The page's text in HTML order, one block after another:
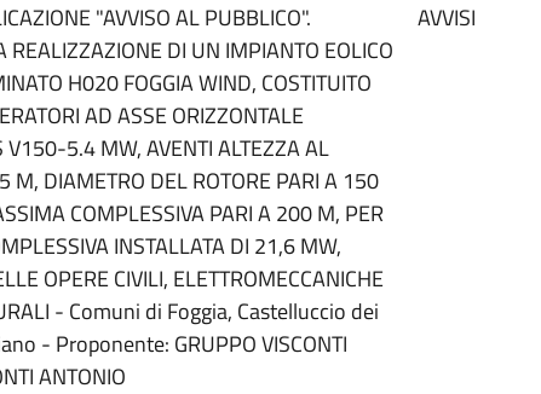
"AVVISO AL PUBBLICO".
REALIZZAZIONE DI UN IMPIANTO EOLICO
H020 FOGGIA WIND, COSTITUITO
AD ASSE ORIZZONTALE
V150-5.4 MW, AVENTI ALTEZZA AL
M, DIAMETRO DEL ROTORE PARI A 150
COMPLESSIVA PARI A 200 M, PER
INSTALLATA DI 21,6 MW,
OPERE CIVILI, ELETTROMECCANICHE
- Comuni di Foggia, Castelluccio dei
- Proponente: GRUPPO VISCONTI
ANTONIO
AVVISI